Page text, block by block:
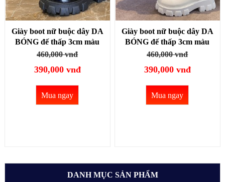
Giày boot nữ buộc dây DA
BÓNG đế thấp 3cm màu
đen cổ lửng 17cm chuẩn
460,000 vnđ
390,000 vnđ
Mua ngay
Giày boot nữ buộc dây DA
BÓNG đế thấp 3cm màu
TRẮNG cổ lửng 17cm
GBN29B
460,000 vnđ
390,000 vnđ
Mua ngay
DANH MỤC SẢN PHẨM